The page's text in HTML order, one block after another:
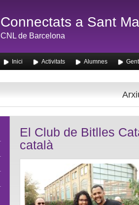
Connectats a Sant
CNL de Barcelona
Inici Activitats Alumnes
El Club de Bitlles
català